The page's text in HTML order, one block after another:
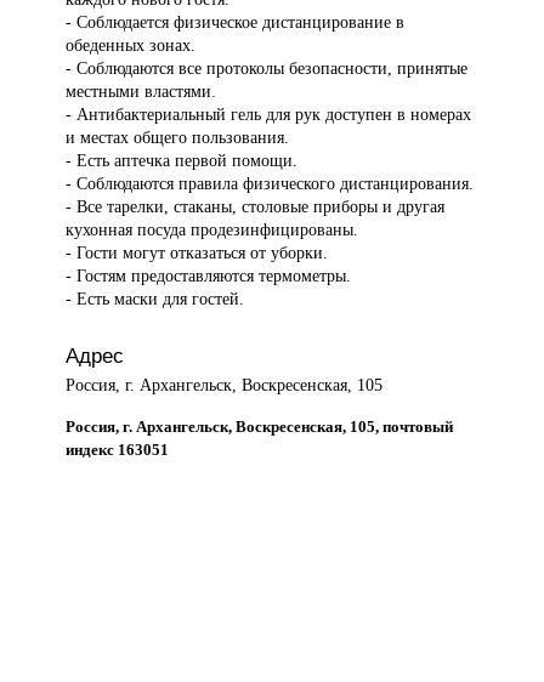
- Соблюдается физическое дистанцирование в
обеденных зонах.
- Соблюдаются все протоколы безопасности, принятые
местными властями.
- Антибактериальный гель для рук доступен в номерах
и местах общего пользования.
- Есть аптечка первой помощи.
- Соблюдаются правила физического дистанцирования.
- Все тарелки, стаканы, столовые приборы и другая
кухонная посуда продезинфицированы.
- Гости могут отказаться от уборки.
- Гостям предоставляются термометры.
- Есть маски для гостей.
Адрес
Россия, г. Архангельск, Воскресенская, 105
Россия, г. Архангельск, Воскресенская, 105, почтовый
индекс 163051